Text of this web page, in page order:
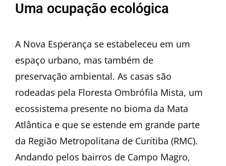
Uma ocupação ecológica
A Nova Esperança se estabeleceu em um
espaço urbano, mas também de
preservação ambiental. As casas são
rodeadas pela Floresta Ombrófila Mista, um
ecossistema presente no bioma da Mata
Atlântica e que se estende em grande parte
da Região Metropolitana de Curitiba (RMC).
Andando pelos bairros de Campo Magro,